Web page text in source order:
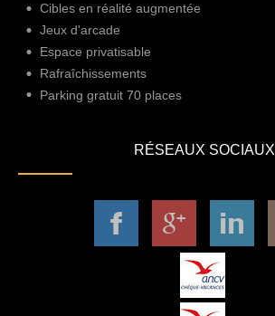
Cibles en réalité augmentée
Jeux d'arcade
Espace privatisable
Rafraîchissements
Parking gratuit 70 places
RÉSEAUX SOCIAUX